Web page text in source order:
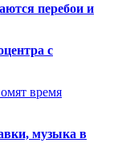
перебои и
с
время
музыка в